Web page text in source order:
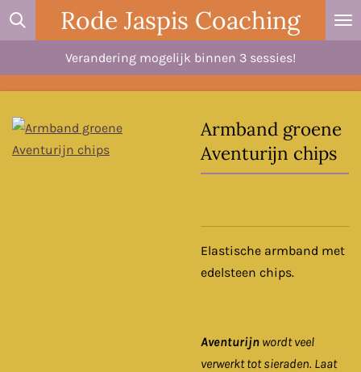
Ga
direct
Rode Jaspis Coaching
Verandering mogelijk binnen 3 sessies!
Armband groene
Aventurijn chips
Elastische armband met
edelsteen chips.
Aventurijn wordt veel
verwerkt tot sieraden. Laat